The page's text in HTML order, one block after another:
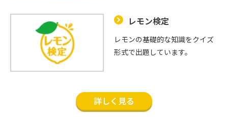
レモン検定
レモンの基礎的な知識をクイズ
形式で出題しています。
詳しく見る